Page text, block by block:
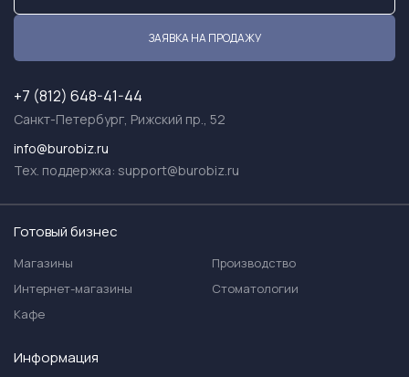
ЗАЯВКА НА ПРОДАЖУ
+7 (812) 648-41-44
Санкт-Петербург, Рижский пр., 52
info@burobiz.ru
Тех. поддержка: support@burobiz.ru
Готовый бизнес
Магазины
Интернет-магазины
Кафе
Производство
Стоматологии
Информация